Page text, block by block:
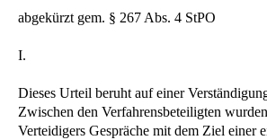
abgekürzt gem. § 267 Abs. 4 StPO
I.
Dieses Urteil beruht auf einer
Zwischen den Verfahrensbeteiligten
Verteidigers Gespräche mit dem Ziel einer